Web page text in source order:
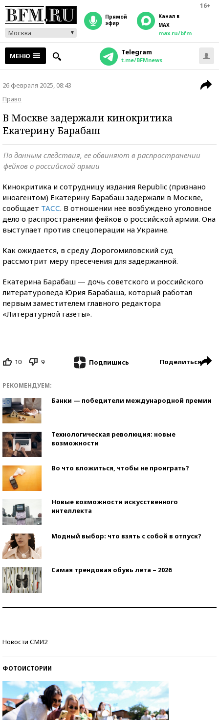
16+
Москва
прямой
эфир
Канал в
MAX
max.ru/bfm
МЕНЮ Telegram
t.me/BFMnews
26 февраля 2025, 08:43
Право
В Москве задержали кинокритика
Екатерину Барабаш
По данным следствия, ее обвиняют в распространении
фейков о российской армии
Кинокритика и сотрудницу издания Republic (признано
иноагентом) Екатерину Барабаш задержали в Москве,
сообщает ТАСС. В отношении нее возбуждено уголовное
дело о распространении фейков о российской армии. Она
выступает против спецоперации на Украине.
Как ожидается, в среду Дорогомиловский суд
рассмотрит меру пресечения для задержанной.
Екатерина Барабаш — дочь советского и российского
литературоведа Юрия Барабаша, который работал
первым заместителем главного редактора
«Литературной газеты».
10 9 Подпишись Поделиться
РЕКОМЕНДУЕМ:
Банки — победители международной премии
Технологическая революция: новые
возможности
Во что вложиться, чтобы не проиграть?
Новые возможности искусственного
интеллекта
Модный выбор: что взять с собой в отпуск?
Самая трендовая обувь лета – 2026
Новости СМИ2
ФОТОИСТОРИИ